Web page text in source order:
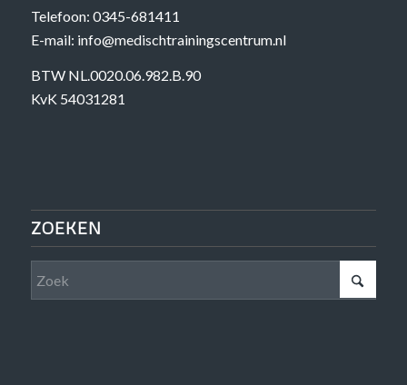
Telefoon: 0345-681411
E-mail: info@medischtrainingscentrum.nl
BTW NL.0020.06.982.B.90
KvK 54031281
ZOEKEN